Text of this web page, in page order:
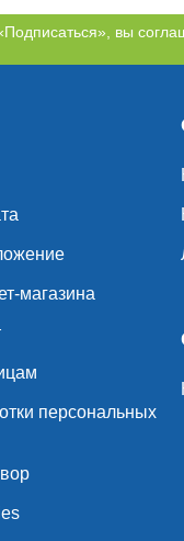
вы
магазина
персональных